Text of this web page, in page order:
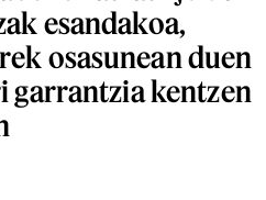
esandakoa,
osasunean duen
garrantzia kentzen